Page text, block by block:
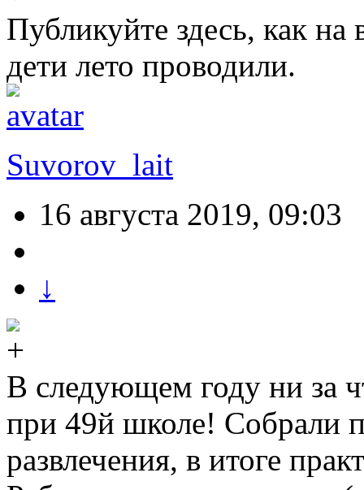
Публикуйте здесь, как
дети лето проводили.
Suvorov_lait
16 августа 2019, 09:03
↓
В следующем году ни за
при 49й школе! Собрали
развлечения, в итоге